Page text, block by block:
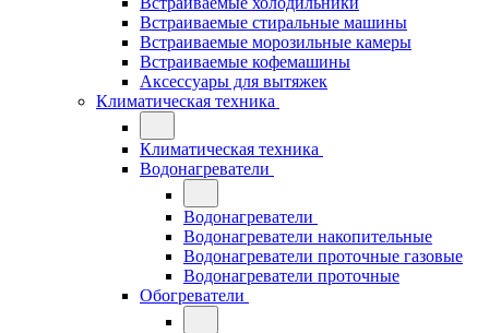
Встраиваемые стиральные машины
Встраиваемые морозильные камеры
Встраиваемые кофемашины
Аксессуары для вытяжек
Климатическая техника
Климатическая техника
Водонагреватели
Водонагреватели
Водонагреватели накопительные
Водонагреватели проточные газовые
Водонагреватели проточные
Обогреватели